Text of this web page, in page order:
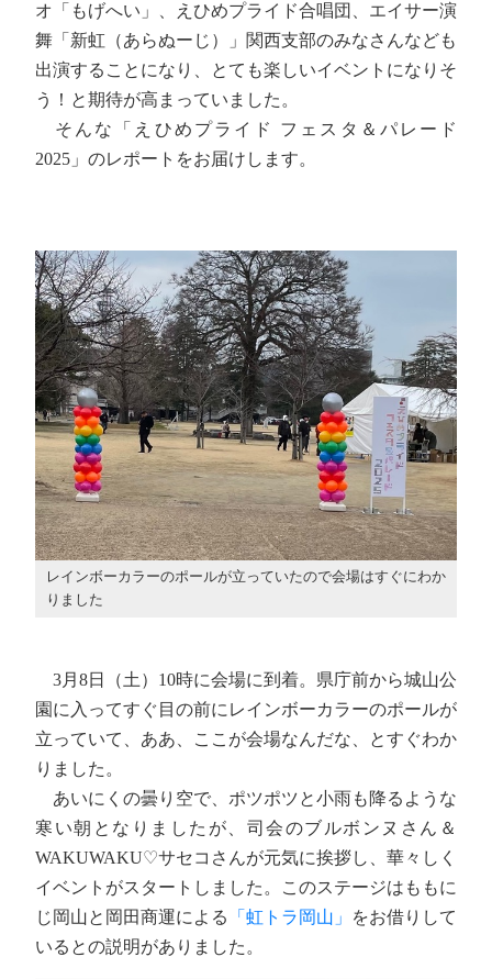
オ「もげへい」、えひめプライド合唱団、エイサー演
舞「新虹（あらぬーじ）」関西支部のみなさんなども
出演することになり、とても楽しいイベントになりそ
う！と期待が高まっていました。
そんな「えひめプライド フェスタ＆パレード
2025」のレポートをお届けします。
レインボーカラーのポールが立っていたので会場はすぐにわか
りました
3月8日（土）10時に会場に到着。県庁前から城山公
園に入ってすぐ目の前にレインボーカラーのポールが
立っていて、ああ、ここが会場なんだな、とすぐわか
りました。
あいにくの曇り空で、ポツポツと小雨も降るような
寒い朝となりましたが、司会のブルボンヌさん＆
WAKUWAKU♡サセコさんが元気に挨拶し、華々しく
イベントがスタートしました。このステージはももに
じ岡山と岡田商運による
「虹トラ岡山」
をお借りして
いるとの説明がありました。